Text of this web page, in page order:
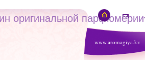
www.aromagiya.kz
оригинальной парфюмерии